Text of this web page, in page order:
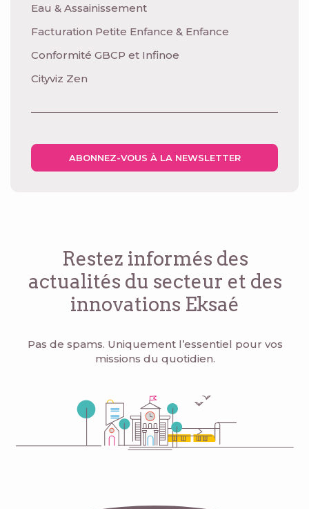
Eau & Assainissement
Facturation Petite Enfance & Enfance
Conformité GBCP et Infinoe
Cityviz Zen
ABONNEZ-VOUS À LA NEWSLETTER
Restez informés des
actualités du secteur et des
innovations Eksaé
Pas de spams. Uniquement l’essentiel pour vos
missions du quotidien.